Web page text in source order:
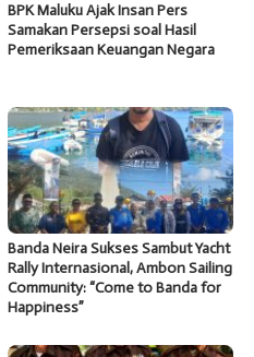
BPK Maluku Ajak Insan Pers
Samakan Persepsi soal Hasil
Pemeriksaan Keuangan Negara
Banda Neira Sukses Sambut Yacht
Rally Internasional, Ambon Sailing
Community: “Come to Banda for
Happiness”